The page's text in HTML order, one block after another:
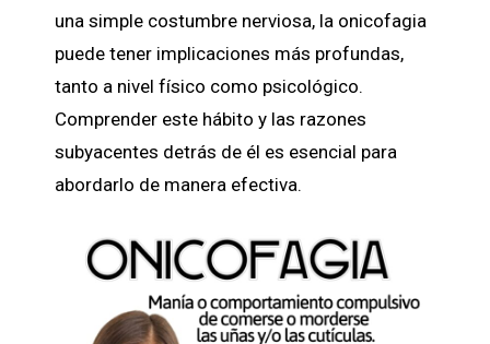
una simple costumbre nerviosa, la onicofagia
puede tener implicaciones más profundas,
tanto a nivel físico como psicológico.
Comprender este hábito y las razones
subyacentes detrás de él es esencial para
abordarlo de manera efectiva.